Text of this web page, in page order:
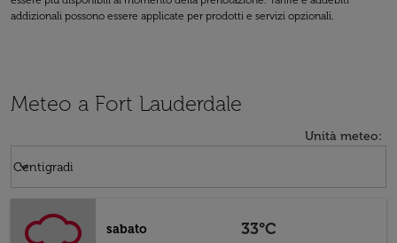
addizionali possono essere applicate per prodotti e servizi opzionali.
Meteo a Fort Lauderdale
Unità meteo:
Centigradi
keyboard_arrow_down
sabato
33°C